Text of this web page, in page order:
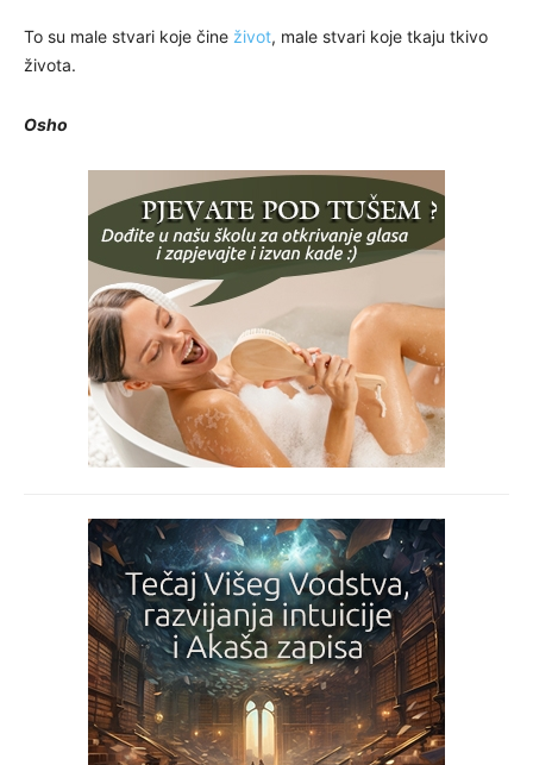
To su male stvari koje čine život, male stvari koje tkaju tkivo
života.
Osho